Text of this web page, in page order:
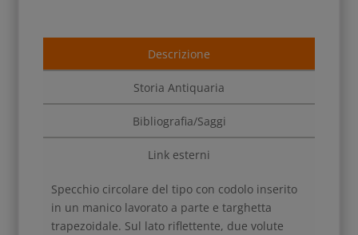
Descrizione
Storia Antiquaria
Bibliografia/Saggi
Link esterni
Specchio circolare del tipo con codolo inserito
in un manico lavorato a parte e targhetta
trapezoidale. Sul lato riflettente, due volute